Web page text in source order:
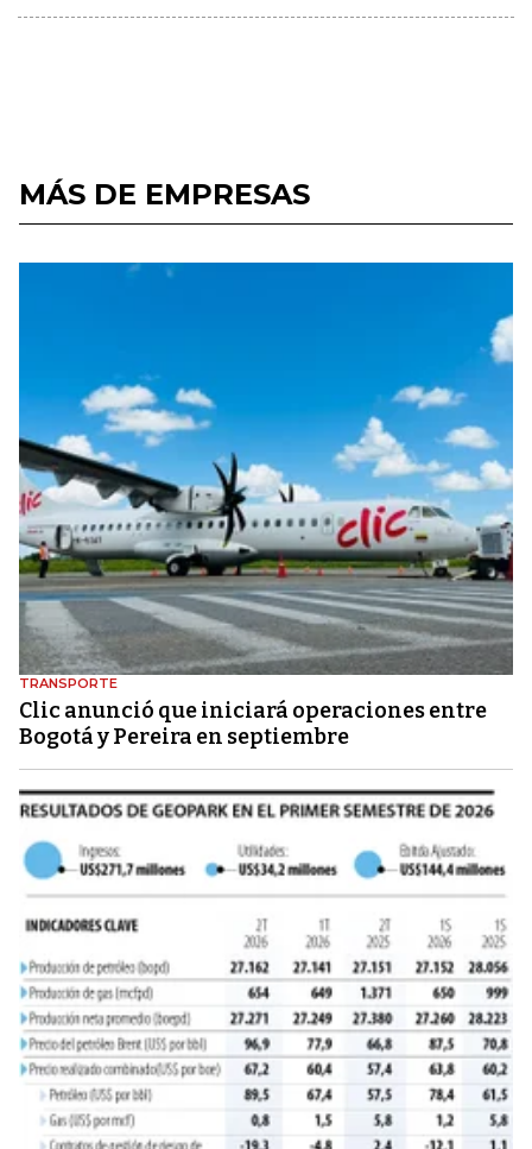
MÁS DE EMPRESAS
TRANSPORTE
Clic anunció que iniciará operaciones entre
Bogotá y Pereira en septiembre